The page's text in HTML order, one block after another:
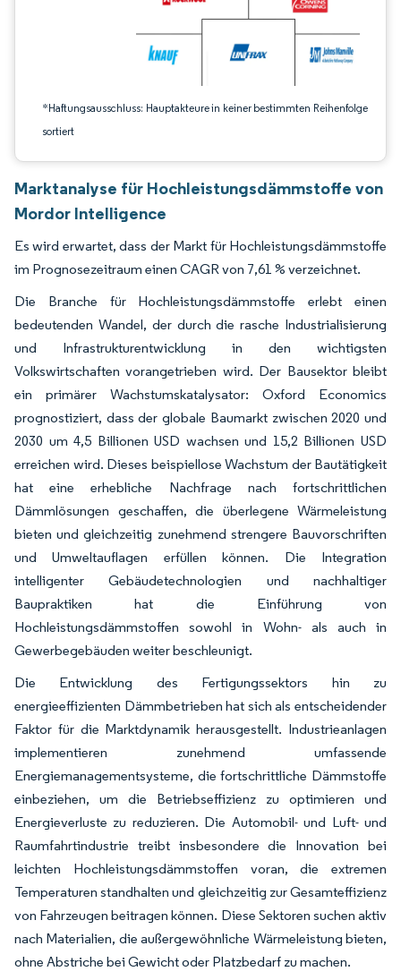
*Haftungsausschluss: Hauptakteure in keiner bestimmten Reihenfolge
sortiert
Marktanalyse für Hochleistungsdämmstoffe von
Mordor Intelligence
Es wird erwartet, dass der Markt für Hochleistungsdämmstoffe
im Prognosezeitraum einen CAGR von 7,61 % verzeichnet.
Die Branche für Hochleistungsdämmstoffe erlebt einen
bedeutenden Wandel, der durch die rasche Industrialisierung
und Infrastrukturentwicklung in den wichtigsten
Volkswirtschaften vorangetrieben wird. Der Bausektor bleibt
ein primärer Wachstumskatalysator: Oxford Economics
prognostiziert, dass der globale Baumarkt zwischen 2020 und
2030 um 4,5 Billionen USD wachsen und 15,2 Billionen USD
erreichen wird. Dieses beispiellose Wachstum der Bautätigkeit
hat eine erhebliche Nachfrage nach fortschrittlichen
Dämmlösungen geschaffen, die überlegene Wärmeleistung
bieten und gleichzeitig zunehmend strengere Bauvorschriften
und Umweltauflagen erfüllen können. Die Integration
intelligenter Gebäudetechnologien und nachhaltiger
Baupraktiken hat die Einführung von
Hochleistungsdämmstoffen sowohl in Wohn- als auch in
Gewerbegebäuden weiter beschleunigt.
Die Entwicklung des Fertigungssektors hin zu
energieeffizienten Dämmbetrieben hat sich als entscheidender
Faktor für die Marktdynamik herausgestellt. Industrieanlagen
implementieren zunehmend umfassende
Energiemanagementsysteme, die fortschrittliche Dämmstoffe
einbeziehen, um die Betriebseffizienz zu optimieren und
Energieverluste zu reduzieren. Die Automobil- und Luft- und
Raumfahrtindustrie treibt insbesondere die Innovation bei
leichten Hochleistungsdämmstoffen voran, die extremen
Temperaturen standhalten und gleichzeitig zur Gesamteffizienz
von Fahrzeugen beitragen können. Diese Sektoren suchen aktiv
nach Materialien, die außergewöhnliche Wärmeleistung bieten,
ohne Abstriche bei Gewicht oder Platzbedarf zu machen.